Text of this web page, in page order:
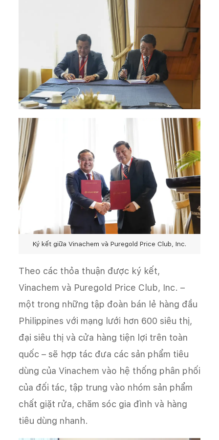
Ký kết giữa Vinachem và Puregold Price Club, Inc.
Theo các thỏa thuận được ký kết,
Vinachem và Puregold Price Club, Inc. –
một trong những tập đoàn bán lẻ hàng đầu
Philippines với mạng lưới hơn 600 siêu thị,
đại siêu thị và cửa hàng tiện lợi trên toàn
quốc – sẽ hợp tác đưa các sản phẩm tiêu
dùng của Vinachem vào hệ thống phân phối
của đối tác, tập trung vào nhóm sản phẩm
chất giặt rửa, chăm sóc gia đình và hàng
tiêu dùng nhanh.